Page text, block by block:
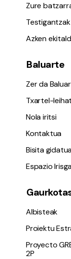
Zure
Testigantzak
Azken
Baluarte
Zer da
Txartel-
Nola iritsi
Kontaktua
Bisita
Espazio
Albisteak
Proiektu
Proyecto
2P